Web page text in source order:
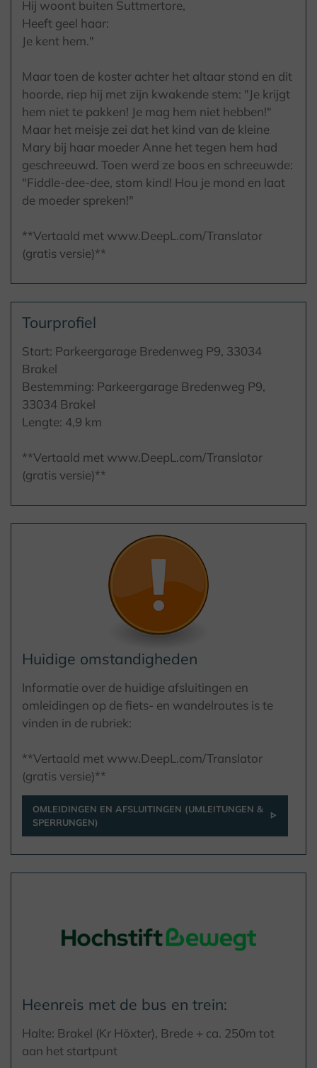
Hij woont buiten Suttmertore,
Heeft geel haar:
Je kent hem."
Maar toen de koster achter het altaar stond en dit
hoorde, riep hij met zijn kwakende stem: "Je krijgt
hem niet te pakken! Je mag hem niet hebben!"
Maar het meisje zei dat het kind van de kleine
Mary bij haar moeder Anne het tegen hem had
geschreeuwd. Toen werd ze boos en schreeuwde:
"Fiddle-dee-dee, stom kind! Hou je mond en laat
de moeder spreken!"
**Vertaald met www.DeepL.com/Translator
(gratis versie)**
Tourprofiel
Start: Parkeergarage Bredenweg P9, 33034
Brakel
Bestemming: Parkeergarage Bredenweg P9,
33034 Brakel
Lengte: 4,9 km
**Vertaald met www.DeepL.com/Translator
(gratis versie)**
Huidige omstandigheden
Informatie over de huidige afsluitingen en
omleidingen op de fiets- en wandelroutes is te
vinden in de rubriek:
**Vertaald met www.DeepL.com/Translator
(gratis versie)**
OMLEIDINGEN EN AFSLUITINGEN (UMLEITUNGEN &
SPERRUNGEN)
Heenreis met de bus en trein:
Halte: Brakel (Kr Höxter), Brede + ca. 250m tot
aan het startpunt